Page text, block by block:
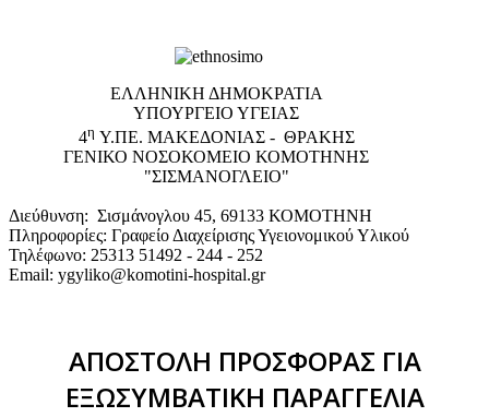
EΛΛΗΝΙΚΗ ΔΗΜΟΚΡΑΤΙΑ
ΥΠΟΥΡΓΕΙΟ ΥΓΕΙΑΣ
4η Υ.ΠΕ. ΜΑΚΕΔΟΝΙΑΣ - ΘΡΑΚΗΣ
ΓΕΝΙΚΟ NΟΣΟΚΟΜΕΙΟ ΚΟΜΟΤΗΝΗΣ
"ΣΙΣΜΑΝΟΓΛΕΙΟ"
Διεύθυνση: Σισμάνογλου 45, 69133 ΚΟΜΟΤΗΝΗ
Πληροφορίες: Γραφείο Διαχείρισης Υγειονομικού Υλικού
Τηλέφωνο: 25313 51492 - 244 - 252
Email: ygyliko@komotini-hospital.gr
ΑΠΟΣΤΟΛΗ ΠΡΟΣΦΟΡΑΣ ΓΙΑ
ΕΞΩΣΥΜΒΑΤΙΚΗ ΠΑΡΑΓΓΕΛΙΑ